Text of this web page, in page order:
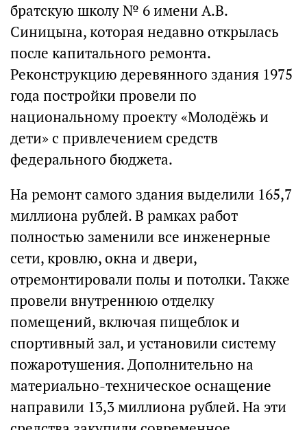
братскую школу № 6 имени А.В.
Синицына, которая недавно открылась
после капитального ремонта.
Реконструкцию деревянного здания 1975
года постройки провели по
национальному проекту «Молодёжь и
дети» с привлечением средств
федерального бюджета.
На ремонт самого здания выделили 165,7
миллиона рублей. В рамках работ
полностью заменили все инженерные
сети, кровлю, окна и двери,
отремонтировали полы и потолки. Также
провели внутреннюю отделку
помещений, включая пищеблок и
спортивный зал, и установили систему
пожаротушения. Дополнительно на
материально-техническое оснащение
направили 13,3 миллиона рублей. На эти